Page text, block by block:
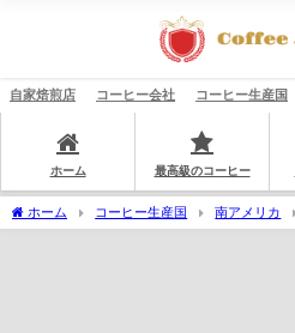
自家焙煎店 コーヒー会社 コーヒー生産国
ホーム 最高級のコーヒー
ホーム コーヒー生産国 南アメリカ
ガス地方
ヤナカチ市